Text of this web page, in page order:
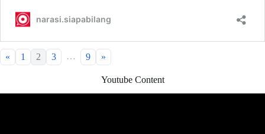
« 1 2 3 … 9 »
Youtube Content